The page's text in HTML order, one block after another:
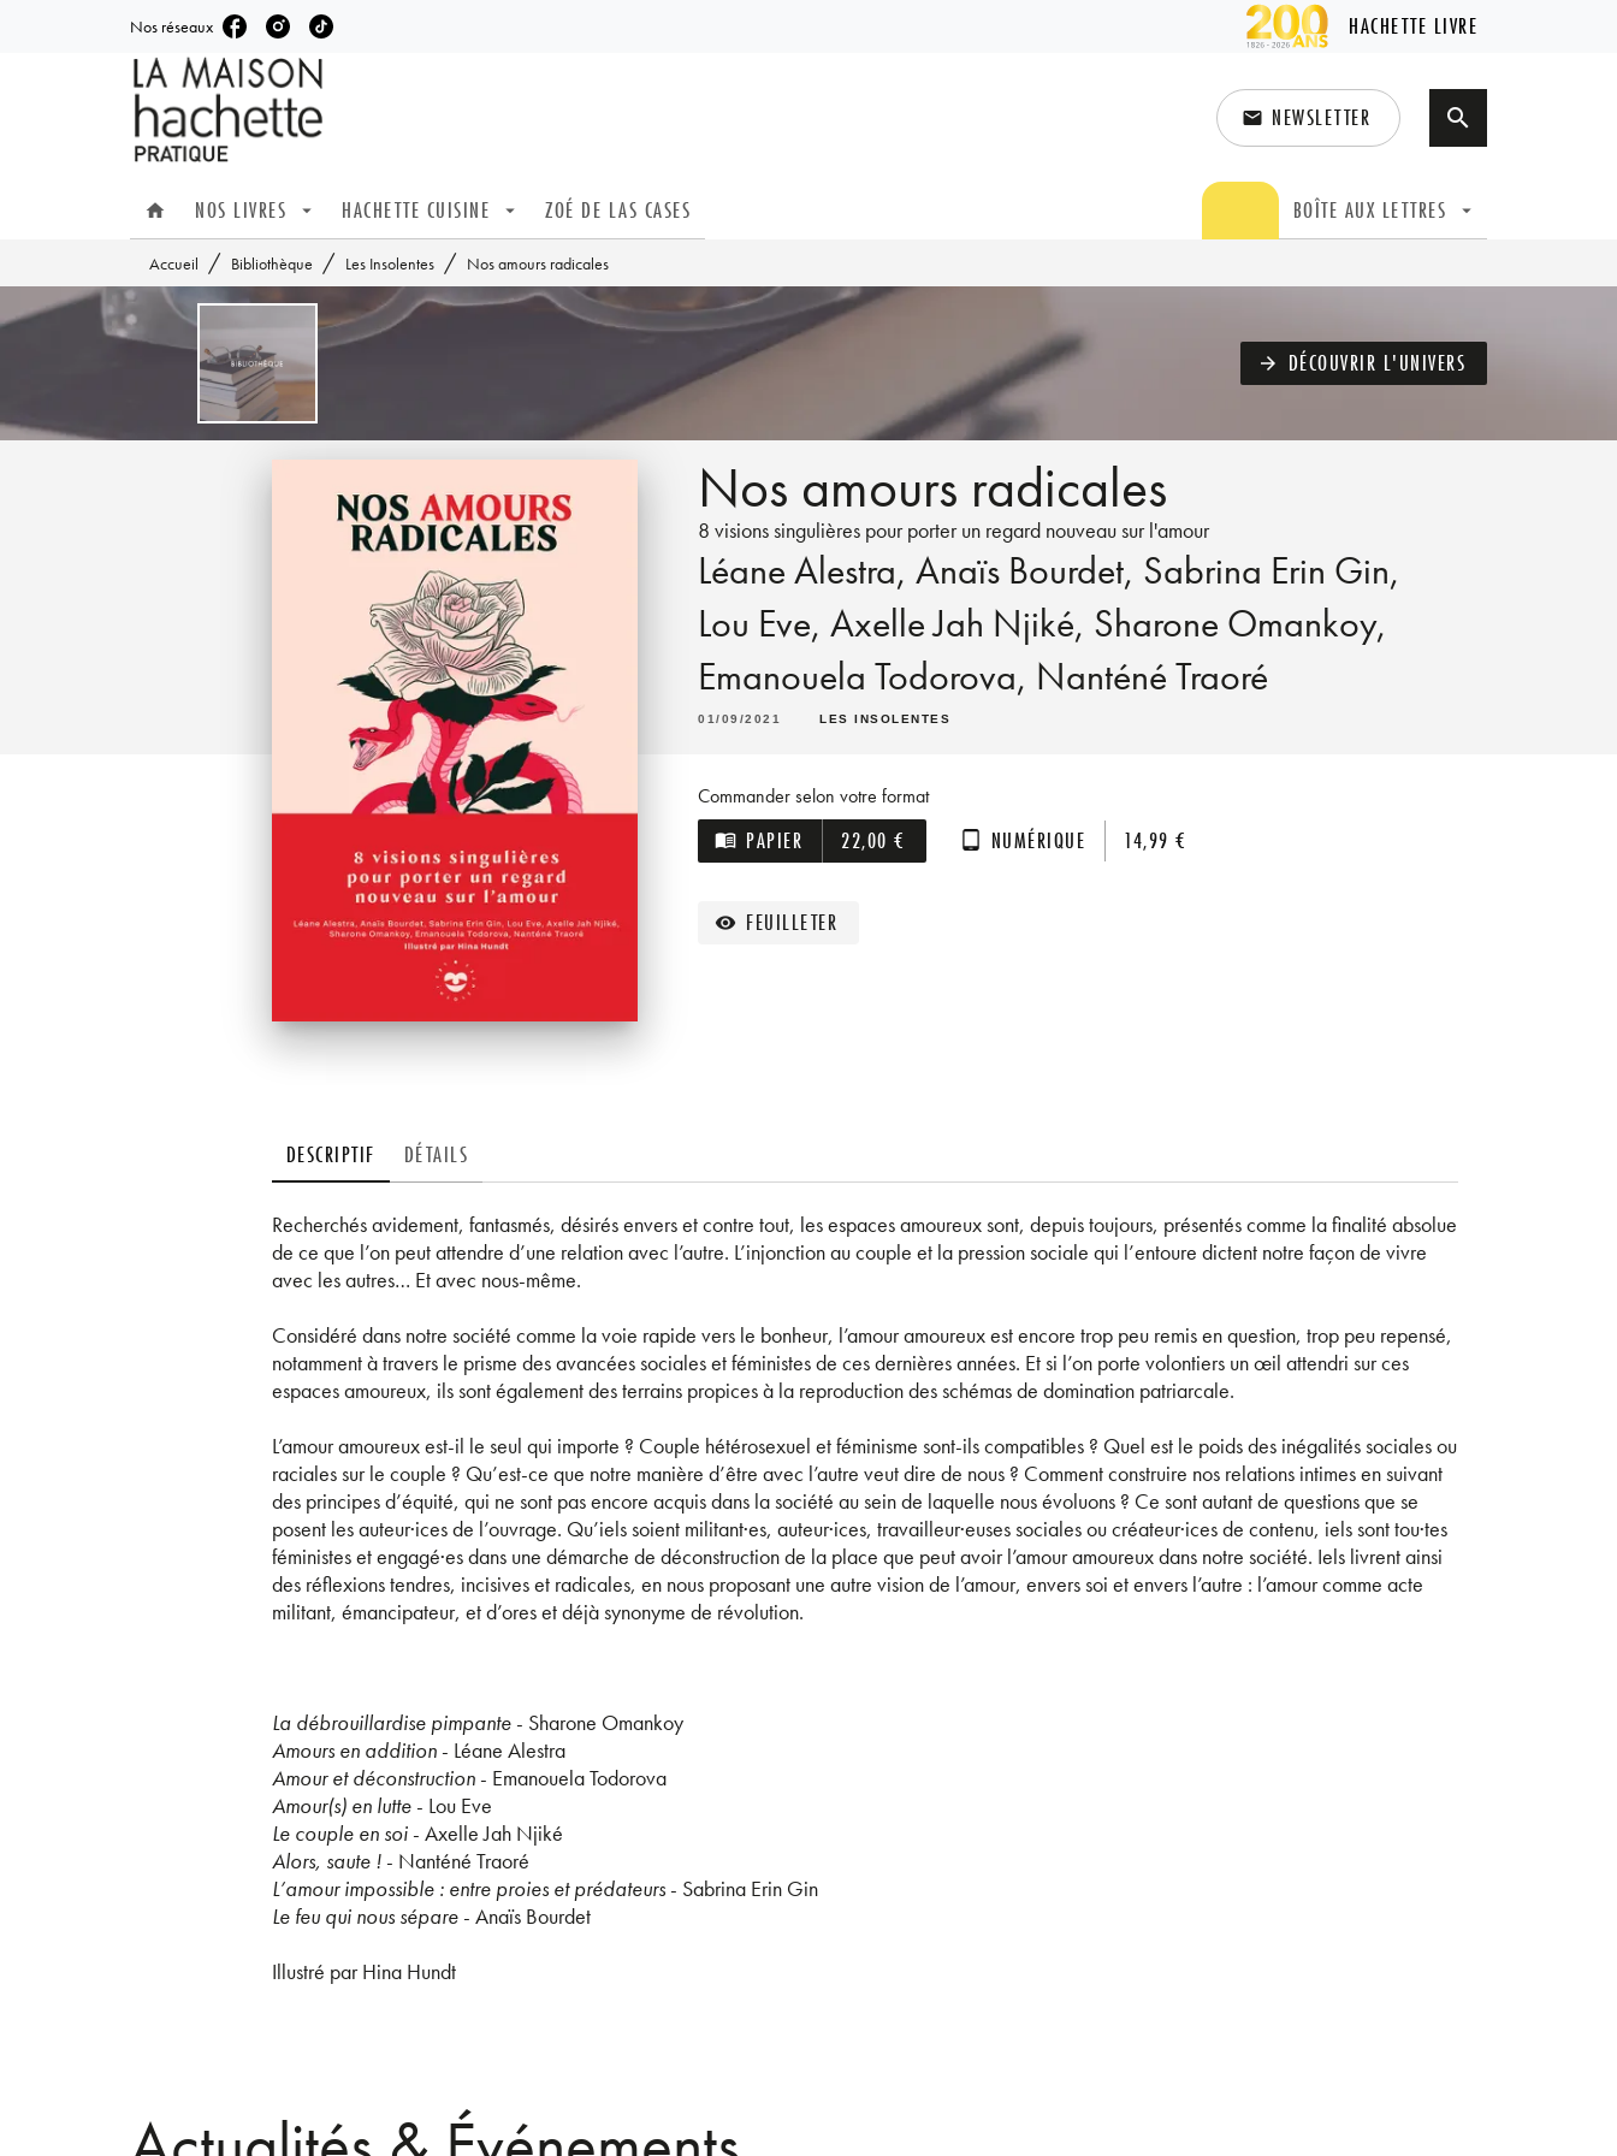
MENU RECHERCHE
Nos réseaux HACHETTE LIVRE
email NEWSLETTER search
home NOS LIVRES arrow_drop_down HACHETTE CUISINE arrow_drop_down ZOÉ DE LAS CASES BOÎTE AUX LETTRES arrow_drop_down
Accueil / Bibliothèque / Les Insolentes / Nos amours radicales
arrow_forward DÉCOUVRIR L'UNIVERS
Nos amours radicales
8 visions singulières pour porter un regard nouveau sur l'amour
Léane Alestra,Anaïs Bourdet, Sabrina Erin Gin,
Lou Eve,Axelle Jah Njiké, Sharone Omankoy,
Emanouela Todorova, Nanténé Traoré
01/09/2021 LES INSOLENTES
Commander selon votre format
menu_book PAPIER 22,00 € tablet_android NUMÉRIQUE 14,99 €
visibility FEUILLETER
DESCRIPTIF DÉTAILS
Recherchés avidement, fantasmés, désirés envers et contre tout, les espaces amoureux sont, depuis toujours, présentés comme la finalité absolue
de ce que l’on peut attendre d’une relation avec l’autre. L’injonction au couple et la pression sociale qui l’entoure dictent notre façon de vivre
avec les autres… Et avec nous-même.
Considéré dans notre société comme la voie rapide vers le bonheur, l’amour amoureux est encore trop peu remis en question, trop peu repensé,
notamment à travers le prisme des avancées sociales et féministes de ces dernières années. Et si l’on porte volontiers un œil attendri sur ces
espaces amoureux, ils sont également des terrains propices à la reproduction des schémas de domination patriarcale.
L’amour amoureux est-il le seul qui importe ? Couple hétérosexuel et féminisme sont-ils compatibles ? Quel est le poids des inégalités sociales ou
raciales sur le couple ? Qu’est-ce que notre manière d’être avec l’autre veut dire de nous ? Comment construire nos relations intimes en suivant
des principes d’équité, qui ne sont pas encore acquis dans la société au sein de laquelle nous évoluons ? Ce sont autant de questions que se
posent les auteur·ices de l’ouvrage. Qu’iels soient militant·es, auteur·ices, travailleur·euses sociales ou créateur·ices de contenu, iels sont tou·tes
féministes et engagé·es dans une démarche de déconstruction de la place que peut avoir l’amour amoureux dans notre société. Iels livrent ainsi
des réflexions tendres, incisives et radicales, en nous proposant une autre vision de l’amour, envers soi et envers l’autre : l’amour comme acte
militant, émancipateur, et d’ores et déjà synonyme de révolution.
La débrouillardise pimpante- Sharone Omankoy
Amours en addition- Léane Alestra
Amour et déconstruction- Emanouela Todorova
Amour(s) en lutte- Lou Eve
Le couple en soi- Axelle Jah Njiké
Alors, saute !- Nanténé Traoré
L’amour impossible : entre proies et prédateurs- Sabrina Erin Gin
Le feu qui nous sépare- Anaïs Bourdet
Illustré par Hina Hundt